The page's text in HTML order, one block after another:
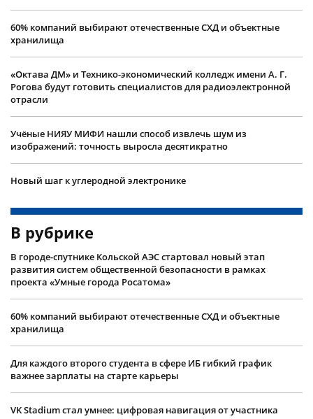
60% компаний выбирают отечественные СХД и объектные
хранилища
«Октава ДМ» и Технико-экономический колледж имени А. Г.
Рогова будут готовить специалистов для радиоэлектронной
отрасли
Учëные НИЯУ МИФИ нашли способ извлечь шум из
изображений: точность выросла десятикратно
Новый шаг к углеродной электронике
В рубрике
В городе-спутнике Кольской АЭС стартовал новый этап
развития систем общественной безопасности в рамках
проекта «Умные города Росатома»
60% компаний выбирают отечественные СХД и объектные
хранилища
Для каждого второго студента в сфере ИБ гибкий график
важнее зарплаты на старте карьеры
VK Stadium стал умнее: цифровая навигация от участника